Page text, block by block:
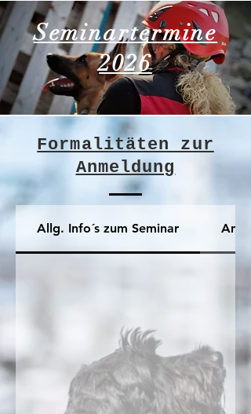
Seminartermine
2026
Formalitäten zur
Anmeldung
Allg. Info´s zum Seminar